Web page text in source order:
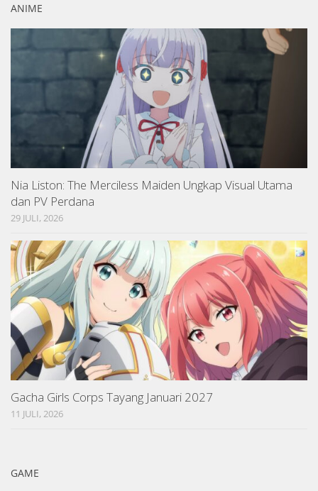
ANIME
Nia Liston: The Merciless Maiden Ungkap Visual Utama
dan PV Perdana
29 JULI, 2026
Gacha Girls Corps Tayang Januari 2027
11 JULI, 2026
GAME